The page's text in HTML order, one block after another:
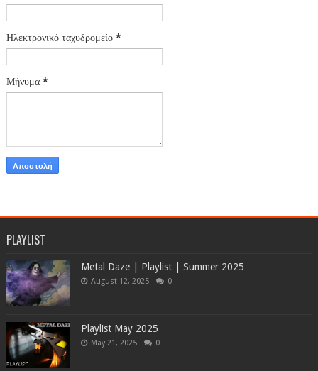
Ηλεκτρονικό ταχυδρομείο *
Μήνυμα *
PLAYLIST
Metal Daze | Playlist | Summer 2025
August 12, 2025 0
Playlist May 2025
May 21, 2025 0